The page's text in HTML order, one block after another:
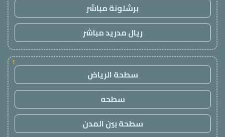
برشلونة مباشر
ريال مدريد مباشر
!
سطحة الرياض
سطحه
سطحة بين المدن